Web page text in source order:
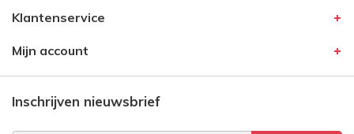
Klantenservice
Mijn account
Inschrijven nieuwsbrief